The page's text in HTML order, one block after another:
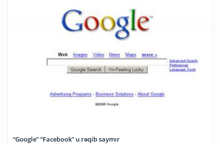
“Google” “Facebook” u rəqib saymır